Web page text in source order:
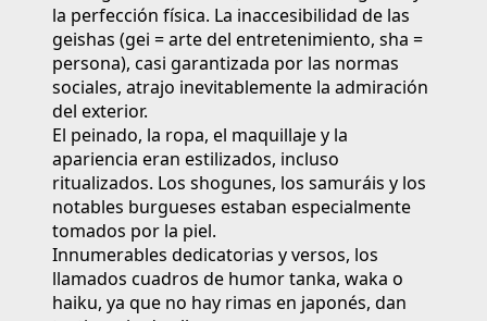
la perfección física. La inaccesibilidad de las
geishas (gei = arte del entretenimiento, sha =
persona), casi garantizada por las normas
sociales, atrajo inevitablemente la admiración
del exterior.
El peinado, la ropa, el maquillaje y la
apariencia eran estilizados, incluso
ritualizados. Los shogunes, los samuráis y los
notables burgueses estaban especialmente
tomados por la piel.
Innumerables dedicatorias y versos, los
llamados cuadros de humor tanka, waka o
haiku, ya que no hay rimas en japonés, dan